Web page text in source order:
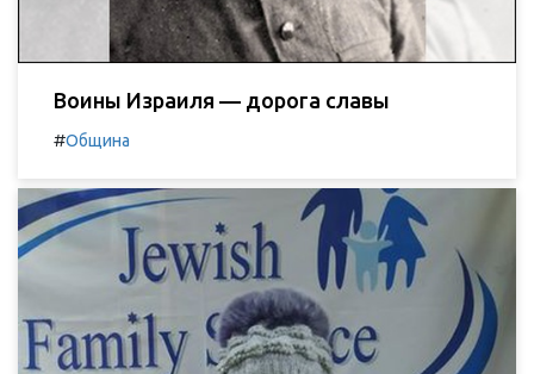
Воины Израиля — дорога славы
#Община